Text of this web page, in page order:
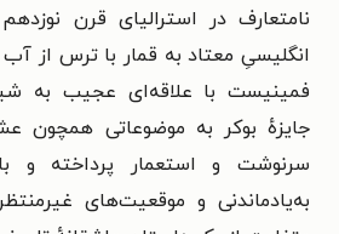
نامتعارف در استرالیای قرن
انگلیسیِ معتاد به قمار با ترس از
فمینیست با علاقه‌ای عجیب به
جایزهٔ بوکر به موضوعاتی همچون
سرنوشت و استعمار پرداخته
به‌یادماندنی و موقعیت‌های